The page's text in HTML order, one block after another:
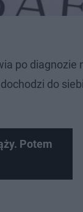
po diagnozie
do
Potem